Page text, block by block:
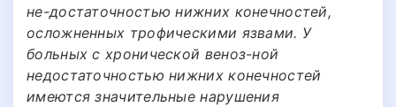
не-достаточностью нижних конечностей,
осложненных трофическими язвами. У
больных с хронической веноз-ной
недостаточностью нижних конечностей
имеются значительные нарушения